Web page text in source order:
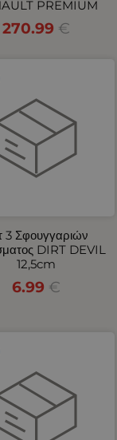
PREMIUM
270.99 €
3 Σφουγγαριών
DIRT DEVIL
12,5cm
6.99 €